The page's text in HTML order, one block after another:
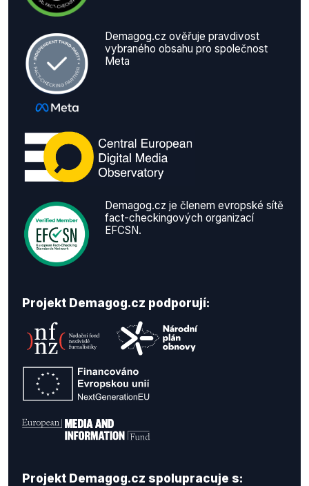
Demagog.cz ověřuje pravdivost
vybraného obsahu pro společnost
Meta
Demagog.cz je členem evropské sítě
fact-checkingových organizací
EFCSN.
Projekt Demagog.cz podporují:
Projekt Demagog.cz spolupracuje s: